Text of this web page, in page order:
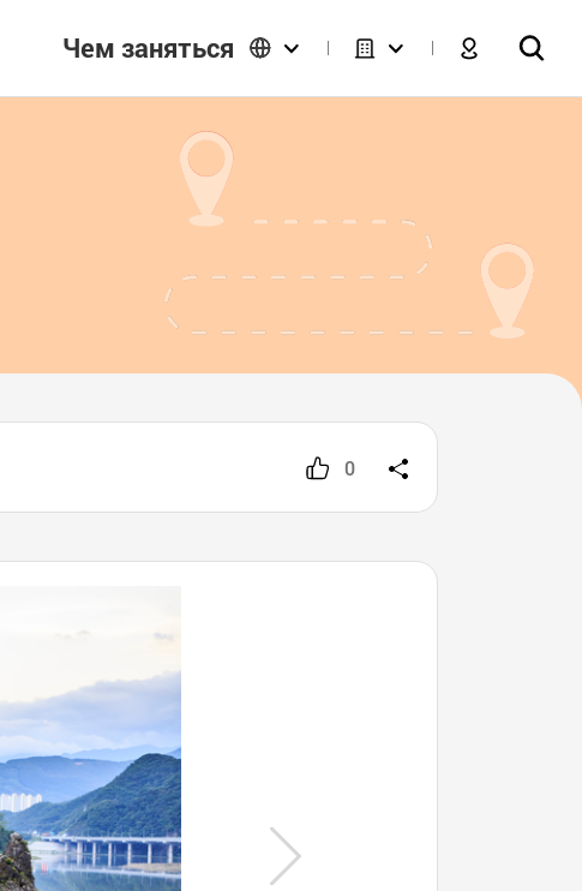
Чем заняться
0